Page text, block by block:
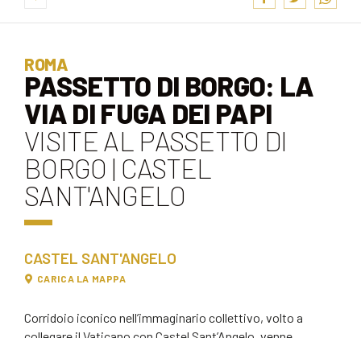
ROMA
PASSETTO DI BORGO: LA
VIA DI FUGA DEI PAPI
VISITE AL PASSETTO DI
BORGO | CASTEL
SANT'ANGELO
CASTEL SANT'ANGELO
CARICA LA MAPPA
Corridoio iconico nell’immaginario collettivo, volto a